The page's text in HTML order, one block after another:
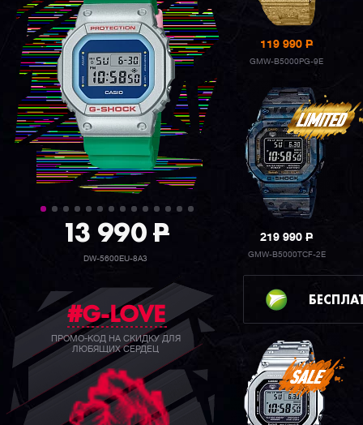
39 990P
GW-B5600BC-1B
#G-LOVE
ПРОМО-КОД НА СКИДКУ ДЛЯ
ЛЮБЯЩИХ СЕРДЕЦ
119 990P
GMW-B5000PG-9E
219 990P
GMW-B5000TCF-2E